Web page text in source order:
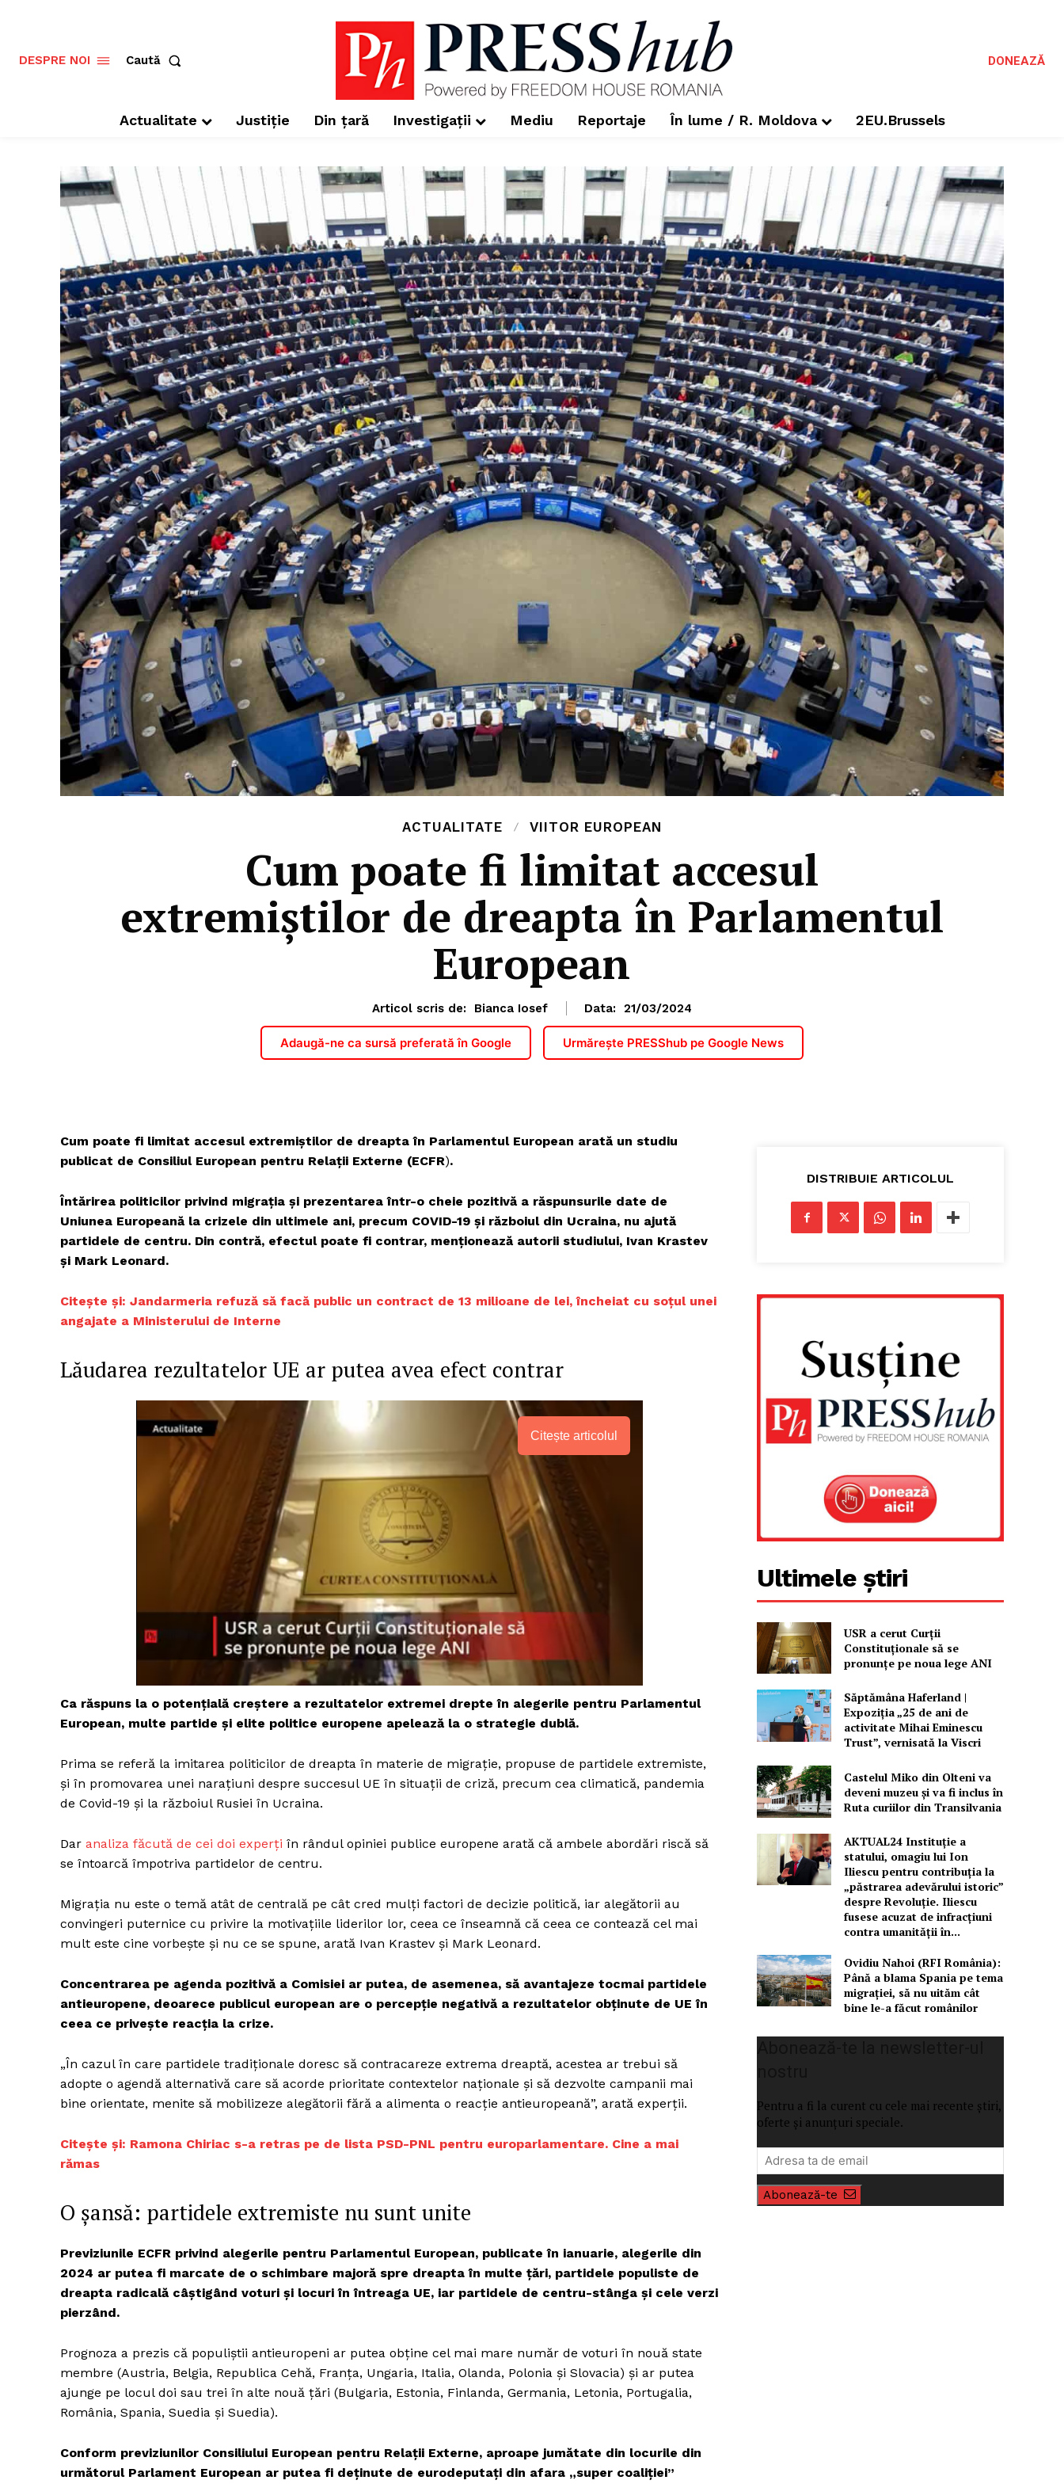
Un proiect
FREEDOM HOUSE
PRESShub
Despre noi / Echipa
Proiecte editoriale
DESPRE NOI Caută DONEAZĂ
Actualitate Justiție Din țară Investigații Mediu Reportaje În lume / R. Moldova 2EU.Brussels
ACTUALITATE VIITOR EUROPEAN
Cum poate fi limitat accesul
extremiștilor de dreapta în Parlamentul
European
Articol scris de: Bianca Iosef Data: 21/03/2024
Adaugă-ne ca sursă preferată în Google Urmărește PRESShub pe Google News
Cum poate fi limitat accesul extremiștilor de dreapta în Parlamentul European arată un studiu
publicat de Consiliul European pentru Relații Externe (ECFR).
Întărirea politicilor privind migrația și prezentarea într-o cheie pozitivă a răspunsurile date de
Uniunea Europeană la crizele din ultimele ani, precum COVID-19 și războiul din Ucraina, nu ajută
partidele de centru. Din contră, efectul poate fi contrar, menționează autorii studiului, Ivan Krastev
și Mark Leonard.
Citește și: Jandarmeria refuză să facă public un contract de 13 milioane de lei, încheiat cu soțul unei
angajate a Ministerului de Interne
Lăudarea rezultatelor UE ar putea avea efect contrar
Citește articolul
Ca răspuns la o potențială creștere a rezultatelor extremei drepte în alegerile pentru Parlamentul
European, multe partide și elite politice europene apelează la o strategie dublă.
Prima se referă la imitarea politicilor de dreapta în materie de migrație, propuse de partidele extremiste,
și în promovarea unei narațiuni despre succesul UE în situații de criză, precum cea climatică, pandemia
de Covid-19 și la războiul Rusiei în Ucraina.
Dar analiza făcută de cei doi experți în rândul opiniei publice europene arată că ambele abordări riscă să
se întoarcă împotriva partidelor de centru.
Migrația nu este o temă atât de centrală pe cât cred mulți factori de decizie politică, iar alegătorii au
convingeri puternice cu privire la motivațiile liderilor lor, ceea ce înseamnă că ceea ce contează cel mai
mult este cine vorbește și nu ce se spune, arată Ivan Krastev și Mark Leonard.
Concentrarea pe agenda pozitivă a Comisiei ar putea, de asemenea, să avantajeze tocmai partidele
antieuropene, deoarece publicul european are o percepție negativă a rezultatelor obținute de UE în
ceea ce privește reacția la crize.
„În cazul în care partidele tradiționale doresc să contracareze extrema dreaptă, acestea ar trebui să
adopte o agendă alternativă care să acorde prioritate contextelor naționale și să dezvolte campanii mai
bine orientate, menite să mobilizeze alegătorii fără a alimenta o reacție antieuropeană”, arată experții.
Citește și: Ramona Chiriac s-a retras pe de lista PSD-PNL pentru europarlamentare. Cine a mai
rămas
O șansă: partidele extremiste nu sunt unite
Previziunile ECFR privind alegerile pentru Parlamentul European, publicate în ianuarie, alegerile din
2024 ar putea fi marcate de o schimbare majoră spre dreapta în multe țări, partidele populiste de
dreapta radicală câștigând voturi și locuri în întreaga UE, iar partidele de centru-stânga și cele verzi
pierzând.
Prognoza a prezis că populiștii antieuropeni ar putea obține cel mai mare număr de voturi în nouă state
membre (Austria, Belgia, Republica Cehă, Franța, Ungaria, Italia, Olanda, Polonia și Slovacia) și ar putea
ajunge pe locul doi sau trei în alte nouă țări (Bulgaria, Estonia, Finlanda, Germania, Letonia, Portugalia,
România, Spania, Suedia și Suedia).
Conform previziunilor Consiliului European pentru Relații Externe, aproape jumătate din locurile din
următorul Parlament European ar putea fi deținute de eurodeputați din afara „super coaliției”
DISTRIBUIE ARTICOLUL
Ultimele știri
USR a cerut Curții
Constituționale să se
pronunțe pe noua lege ANI
Săptămâna Haferland |
Expoziţia „25 de ani de
activitate Mihai Eminescu
Trust”, vernisată la Viscri
Castelul Miko din Olteni va
deveni muzeu şi va fi inclus în
Ruta curiilor din Transilvania
AKTUAL24 Instituție a
statului, omagiu lui Ion
Iliescu pentru contribuția la
„păstrarea adevărului istoric”
despre Revoluție. Iliescu
fusese acuzat de infracțiuni
contra umanității în...
Ovidiu Nahoi (RFI România):
Până a blama Spania pe tema
migrației, să nu uităm cât
bine le-a făcut românilor
Pentru a fi la curent cu cele mai recente știri,
oferte și anunțuri speciale.
Abonează-te